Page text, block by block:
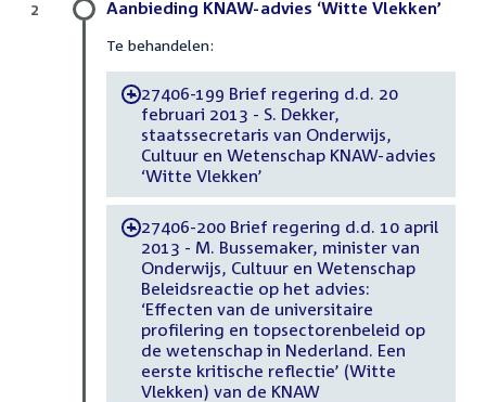
Aanbieding KNAW-advies ‘Witte Vlekken’
Te behandelen:
-27406-199 Brief regering d.d. 20
februari 2013 - S. Dekker,
staatssecretaris van Onderwijs,
Cultuur en Wetenschap KNAW-advies
‘Witte Vlekken’
-27406-200 Brief regering d.d. 10 april
2013 - M. Bussemaker, minister van
Onderwijs, Cultuur en Wetenschap
Beleidsreactie op het advies:
‘Effecten van de universitaire
profilering en topsectorenbeleid op
de wetenschap in Nederland. Een
eerste kritische reflectie’ (Witte
Vlekken) van de KNAW
2